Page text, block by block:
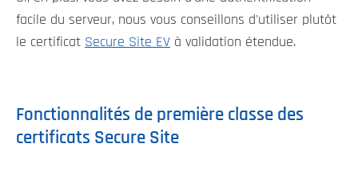
facile du serveur, nous vous conseillons d'utiliser plutôt
le certificat Secure Site EV à validation étendue.
Fonctionnalités de première classe des
certificats Secure Site